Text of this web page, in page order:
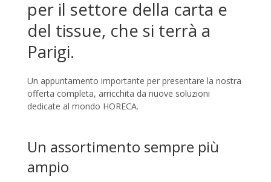
per il settore della carta e
del tissue, che si terrà a
Parigi.
Un appuntamento importante per presentare la nostra
offerta completa, arricchita da nuove soluzioni
dedicate al mondo HORECA.
Un assortimento sempre più
ampio